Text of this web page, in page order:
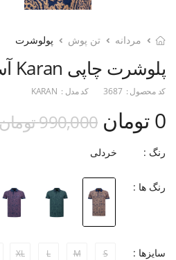
مردانه تن پوش پولوشرت
پلوشرت چاپی Karan آستین کوتاه
کد محصول : 3687 کد مدل : KARAN
0 تومان 990,000 تومان
رنگ : خردلی
رنگ ها :
سایزها : S
M
L
XL